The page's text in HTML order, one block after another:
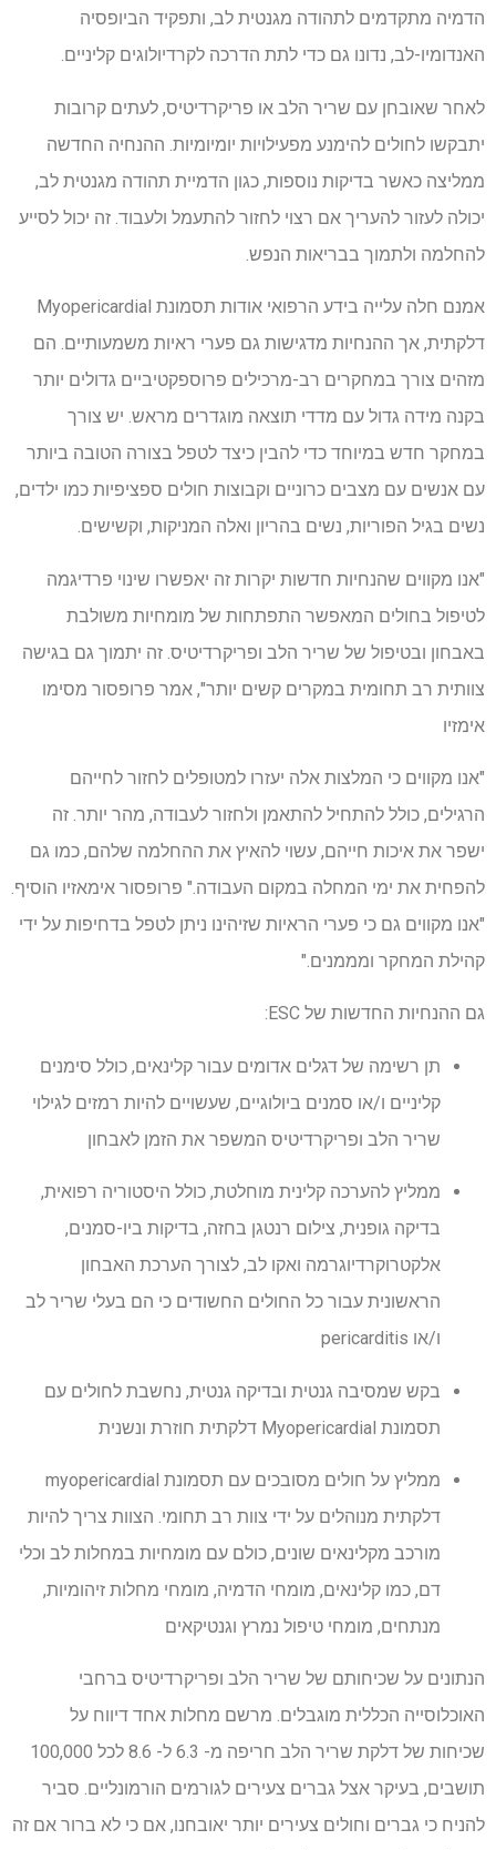
הדמיה מתקדמים לתהודה מגנטית לב, ותפקיד הביופסיה
האנדומיו-לב, נדונו גם כדי לתת הדרכה לקרדיולוגים קליניים.
לאחר שאובחן עם שריר הלב או פריקרדיטיס, לעתים קרובות
יתבקשו לחולים להימנע מפעילויות יומיומיות. ההנחיה החדשה
ממליצה כאשר בדיקות נוספות, כגון הדמיית תהודה מגנטית לב,
יכולה לעזור להעריך אם רצוי לחזור להתעמל ולעבוד. זה יכול לסייע
להחלמה ולתמוך בבריאות הנפש.
אמנם חלה עלייה בידע הרפואי אודות תסמונת Myopericardial
דלקתית, אך ההנחיות מדגישות גם פערי ראיות משמעותיים. הם
מזהים צורך במחקרים רב-מרכילים פרוספקטיביים גדולים יותר
בקנה מידה גדול עם מדדי תוצאה מוגדרים מראש. יש צורך
במחקר חדש במיוחד כדי להבין כיצד לטפל בצורה הטובה ביותר
עם אנשים עם מצבים כרוניים וקבוצות חולים ספציפיות כמו ילדים,
נשים בגיל הפוריות, נשים בהריון ואלה המניקות, וקשישים.
"אנו מקווים שהנחיות חדשות יקרות זה יאפשרו שינוי פרדיגמה
לטיפול בחולים המאפשר התפתחות של מומחיות משולבת
באבחון ובטיפול של שריר הלב ופריקרדיטיס. זה יתמוך גם בגישה
צוותית רב תחומית במקרים קשים יותר", אמר פרופסור מסימו
אימזיו
"אנו מקווים כי המלצות אלה יעזרו למטופלים לחזור לחייהם
הרגילים, כולל להתחיל להתאמן ולחזור לעבודה, מהר יותר. זה
ישפר את איכות חייהם, עשוי להאיץ את ההחלמה שלהם, כמו גם
להפחית את ימי המחלה במקום העבודה." פרופסור אימאזיו הוסיף.
"אנו מקווים גם כי פערי הראיות שזיהינו ניתן לטפל בדחיפות על ידי
קהילת המחקר ומממנים."
גם ההנחיות החדשות של ESC:
תן רשימה של דגלים אדומים עבור קלינאים, כולל סימנים
קליניים ו/או סמנים ביולוגיים, שעשויים להיות רמזים לגילוי
שריר הלב ופריקרדיטיס המשפר את הזמן לאבחון
ממליץ להערכה קלינית מוחלטת, כולל היסטוריה רפואית,
בדיקה גופנית, צילום רנטגן בחזה, בדיקות ביו-סמנים,
אלקטרוקרדיוגרמה ואקו לב, לצורך הערכת האבחון
הראשונית עבור כל החולים החשודים כי הם בעלי שריר לב
ו/או pericarditis
בקש שמסיבה גנטית ובדיקה גנטית, נחשבת לחולים עם
תסמונת Myopericardial דלקתית חוזרת ונשנית
ממליץ על חולים מסובכים עם תסמונת myopericardial
דלקתית מנוהלים על ידי צוות רב תחומי. הצוות צריך להיות
מורכב מקלינאים שונים, כולם עם מומחיות במחלות לב וכלי
דם, כמו קלינאים, מומחי הדמיה, מומחי מחלות זיהומיות,
מנתחים, מומחי טיפול נמרץ וגנטיקאים
הנתונים על שכיחותם של שריר הלב ופריקרדיטיס ברחבי
האוכלוסייה הכללית מוגבלים. מרשם מחלות אחד דיווח על
שכיחות של דלקת שריר הלב חריפה מ- 6.3 ל- 8.6 לכל 100,000
תושבים, בעיקר אצל גברים צעירים לגורמים הורמונליים. סביר
להניח כי גברים וחולים צעירים יותר יאובחנו, אם כי לא ברור אם זה